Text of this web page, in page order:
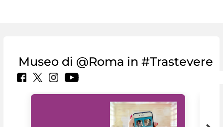
Museo di @Roma in #Trastevere